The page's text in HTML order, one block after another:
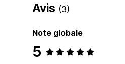
Avis (3)
Note globale
5